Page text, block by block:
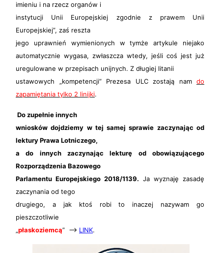
imieniu i na rzecz organów i
instytucji Unii Europejskiej zgodnie z prawem Unii
Europejskiej”, zaś reszta
jego uprawnień wymienionych w tymże artykule niejako
automatycznie wygasa, zwłaszcza wtedy, jeśli coś jest już
uregulowane w przepisach unijnych. Z długiej litanii
ustawowych „kompetencji” Prezesa ULC zostają nam do
zapamiętania tylko 2 linijki.
Do zupełnie innych
wniosków dojdziemy w tej samej sprawie zaczynając od
lektury Prawa Lotniczego,
a do innych zaczynając lekturę od obowiązującego
Rozporządzenia Bazowego
Parlamentu Europejskiego 2018/1139. Ja wyznaję zasadę
zaczynania od tego
drugiego, a jak ktoś robi to inaczej nazywam go
pieszczotliwie
„płaskoziemcą” –> LINK.